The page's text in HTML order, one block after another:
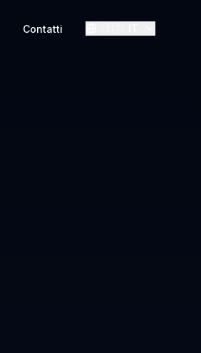
Contatti